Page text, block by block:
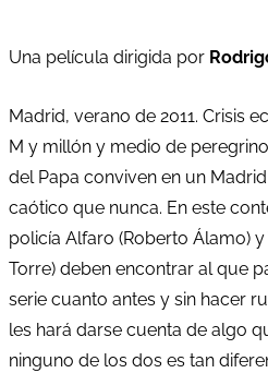
Una película dirigida por
Madrid, verano de 2011. Crisis
M y millón y medio de
del Papa conviven en un
caótico que nunca. En este
policía Alfaro (Roberto Álamo)
Torre) deben encontrar al que
serie cuanto antes y sin hacer
les hará darse cuenta de algo
ninguno de los dos es tan